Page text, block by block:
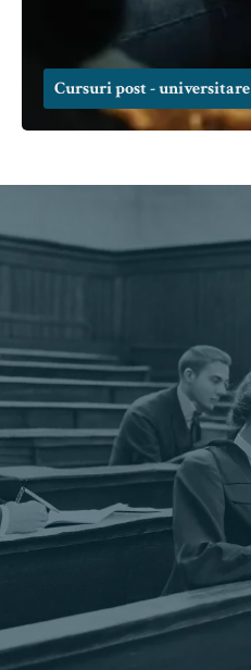
Cursuri post - universitare